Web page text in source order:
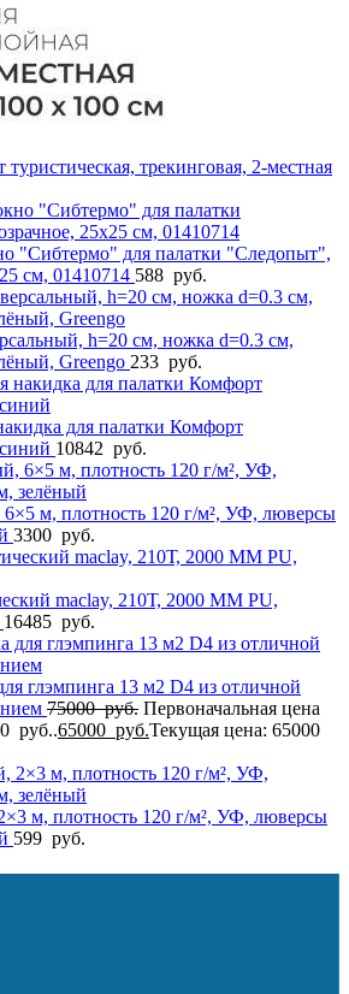
туристическая, трекинговая, 2-местная
"Сибтермо" для палатки "Следопыт",
см, 01410714 588 руб.
h=20 см, ножка d=0.3 см,
Greengo 233 руб.
для палатки Комфорт
10842 руб.
м, плотность 120 г/м², УФ, люверсы
3300 руб.
maclay, 210Т, 2000 MM PU,
16485 руб.
глэмпинга 13 м2 D4 из отличной
75000руб. Первоначальная цена
руб..65000 руб.Текущая цена: 65000
м, плотность 120 г/м², УФ, люверсы
599 руб.